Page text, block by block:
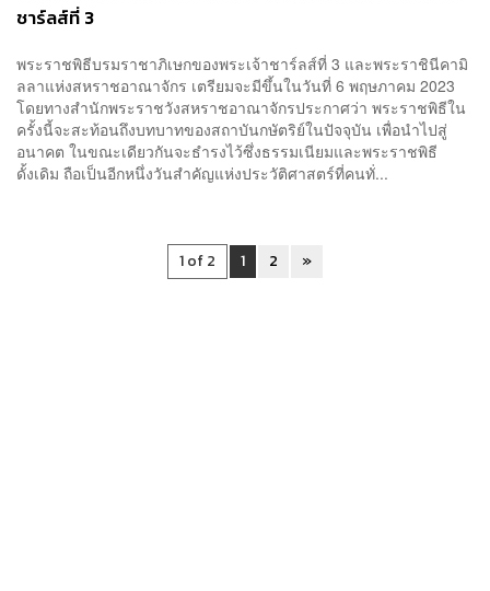
ชาร์ลส์ที่ 3
พระราชพิธีบรมราชาภิเษกของพระเจ้าชาร์ลส์ที่ 3 และพระราชินีคามิ
ลลาแห่งสหราชอาณาจักร เตรียมจะมีขึ้นในวันที่ 6 พฤษภาคม 2023
โดยทางสำนักพระราชวังสหราชอาณาจักรประกาศว่า พระราชพิธีใน
ครั้งนี้จะสะท้อนถึงบทบาทของสถาบันกษัตริย์ในปัจจุบัน เพื่อนำไปสู่
อนาคต ในขณะเดียวกันจะธำรงไว้ซึ่งธรรมเนียมและพระราชพิธี
ดั้งเดิม ถือเป็นอีกหนึ่งวันสำคัญแห่งประวัติศาสตร์ที่คนทั่...
1 of 2 1 2 »